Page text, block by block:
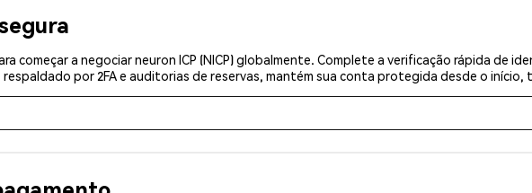
começar a negociar neuron ICP (NICP) globalmente. Complete a verificação rápida de
por 2FA e auditorias de reservas, mantém sua conta protegida desde o início,